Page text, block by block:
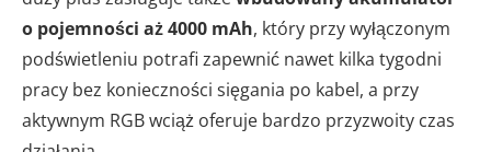
o pojemności aż 4000 mAh, który przy wyłączonym
podświetleniu potrafi zapewnić nawet kilka tygodni
pracy bez konieczności sięgania po kabel, a przy
aktywnym RGB wciąż oferuje bardzo przyzwoity czas